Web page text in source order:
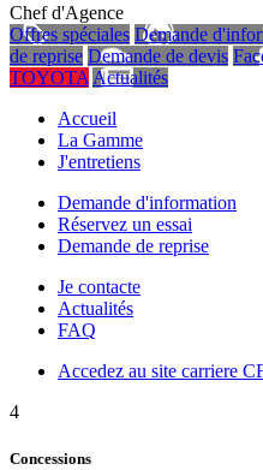
Chef d'Agence
Offres spéciales Demande
de reprise Demande de devis
TOYOTA Actualités
Accueil
La Gamme
J'entretiens
Demande d'information
Réservez un essai
Demande de reprise
Je contacte
Actualités
FAQ
Accedez au site carriere
4
Concessions